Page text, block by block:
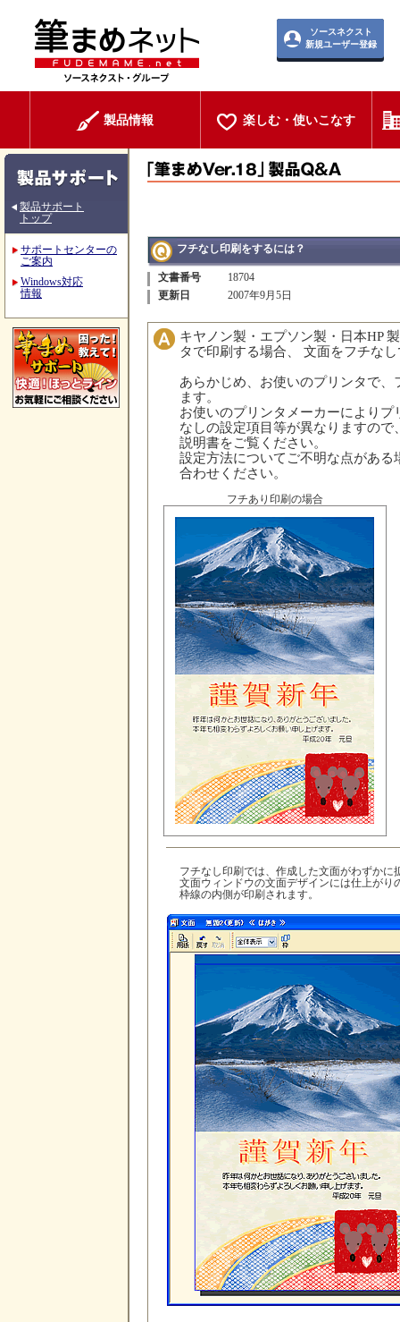
ソースネクスト
新規ユーザー登録
製品情報 楽しむ・使いこなす
製品サポート
トップ
サポートセンターの
ご案内
Windows対応
情報
フチなし印刷をするには？
文書番号
18704
更新日
2007年9月5日
キヤノン製・エプソン製・日本HP
タで印刷する場合、 文面をフチな
あらかじめ、お使いのプリンタで
ます。
お使いのプリンタメーカーにより
なしの設定項目等が異なりますの
説明書をご覧ください。
設定方法についてご不明な点があ
合わせください。
フチあり印刷の場合
フチなし印刷では、作成した文面がわずかに
文面ウィンドウの文面デザインには仕上が
枠線の内側が印刷されます。